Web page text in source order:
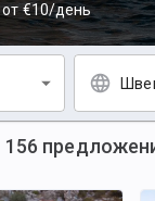
от €10/день
156